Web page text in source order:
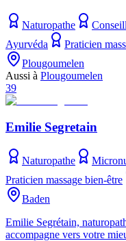
Naturopathe
Ayurvéda
Praticien
Plougoumelen
Aussi à Plougoumelen
39
Emilie Segretain
Naturopathe
Praticien massage bien-être
Baden
Emilie Segrétain,
accompagne vers votre